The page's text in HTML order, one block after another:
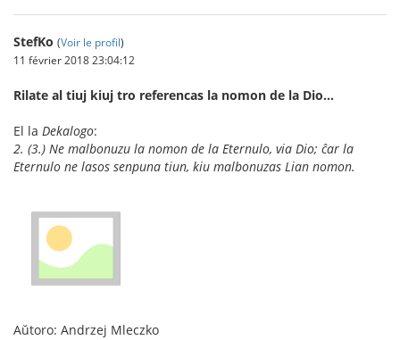
StefKo (Voir le profil)
11 février 2018 23:04:12
Rilate al tiuj kiuj tro referencas la nomon de la Dio…
El la Dekalogo:
2. (3.) Ne malbonuzu la nomon de la Eternulo, via Dio; ĉar la
Eternulo ne lasos senpuna tiun, kiu malbonuzas Lian nomon.
Aŭtoro: Andrzej Mleczko